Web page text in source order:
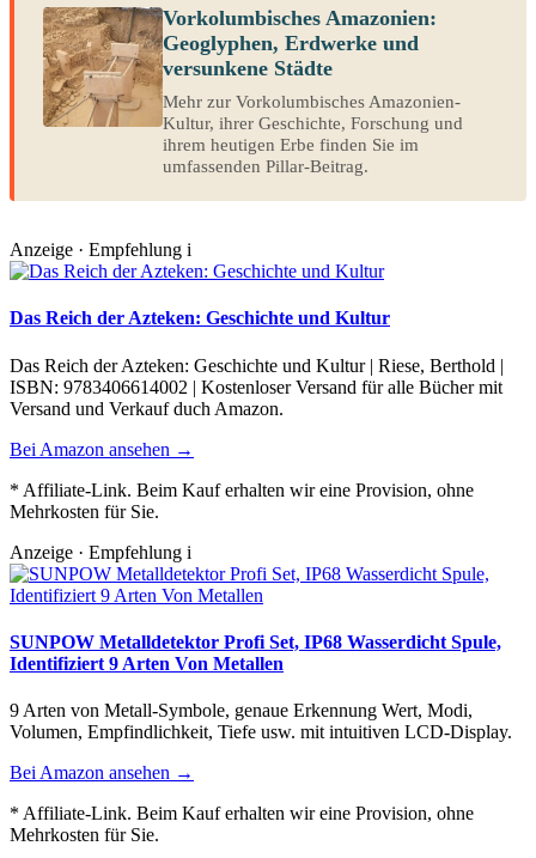
Vorkolumbisches Amazonien:
Geoglyphen, Erdwerke und
versunkene Städte
Mehr zur Vorkolumbisches Amazonien-
Kultur, ihrer Geschichte, Forschung und
ihrem heutigen Erbe finden Sie im
umfassenden Pillar-Beitrag.
Anzeige · Empfehlung i
Das Reich der Azteken: Geschichte und Kultur
Das Reich der Azteken: Geschichte und Kultur | Riese, Berthold |
ISBN: 9783406614002 | Kostenloser Versand für alle Bücher mit
Versand und Verkauf duch Amazon.
Bei Amazon ansehen →
* Affiliate-Link. Beim Kauf erhalten wir eine Provision, ohne
Mehrkosten für Sie.
Anzeige · Empfehlung i
SUNPOW Metalldetektor Profi Set, IP68 Wasserdicht Spule,
Identifiziert 9 Arten Von Metallen
9 Arten von Metall-Symbole, genaue Erkennung Wert, Modi,
Volumen, Empfindlichkeit, Tiefe usw. mit intuitiven LCD-Display.
Bei Amazon ansehen →
* Affiliate-Link. Beim Kauf erhalten wir eine Provision, ohne
Mehrkosten für Sie.